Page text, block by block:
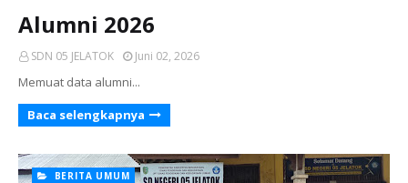
Alumni 2026
SDN 05 JELATOK Juni 02, 2026
Memuat data alumni...
Baca selengkapnya
BERITA UMUM